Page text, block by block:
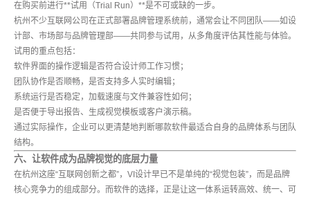
在购买前进行**试用（Trial Run）**是不可或缺的一步。
杭州不少互联网公司在正式部署品牌管理系统前，通常会让不同团队——如设
计部、市场部与品牌管理部——共同参与试用，从多角度评估其性能与体验。
试用的重点包括：
软件界面的操作逻辑是否符合设计师工作习惯；
团队协作是否顺畅，是否支持多人实时编辑；
系统运行是否稳定，加载速度与文件兼容性如何；
是否便于导出报告、生成视觉模板或客户演示稿。
通过实际操作，企业可以更清楚地判断哪款软件最适合自身的品牌体系与团队
结构。
六、让软件成为品牌视觉的底层力量
在杭州这座“互联网创新之都”，VI设计早已不是单纯的“视觉包装”，而是品牌
核心竞争力的组成部分。而软件的选择，正是让这一体系运转高效、统一、可